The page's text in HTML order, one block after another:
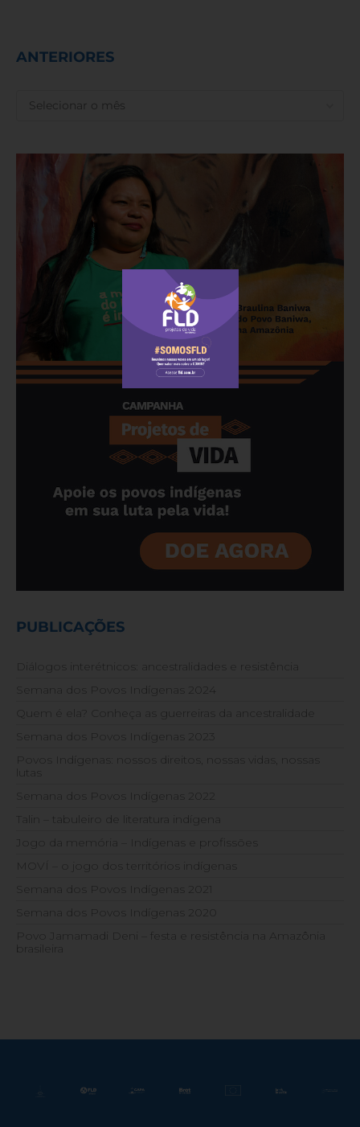
ANTERIORES
PUBLICAÇÕES
Diálogos interétnicos: ancestralidades e resistência
Semana dos Povos Indígenas 2024
Quem é ela? Conheça as guerreiras da ancestralidade
Semana dos Povos Indígenas 2023
Povos Indígenas: nossos direitos, nossas vidas, nossas
lutas
Semana dos Povos Indígenas 2022
Talin – tabuleiro de literatura indígena
Jogo da memória – Indígenas e profissões
MOVÍ – o jogo dos territórios indígenas
Semana dos Povos Indígenas 2021
Semana dos Povos Indígenas 2020
Povo Jamamadi Deni – festa e resistência na Amazônia
brasileira